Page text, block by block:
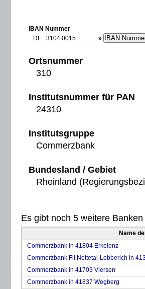
IBAN Nummer
DE.. 3104 0015 .... .... .. »
Ortsnummer
310
Institutsnummer für PAN
24310
Institutsgruppe
Commerzbank
Bundesland / Gebiet
Rheinland
Es gibt noch 5 weitere
Name
Commerzbank in 41804 Erkelenz
Commerzbank Fil Nettetal-Lobberich in
Commerzbank in 41703 Viersen
Commerzbank in 41837 Wegberg